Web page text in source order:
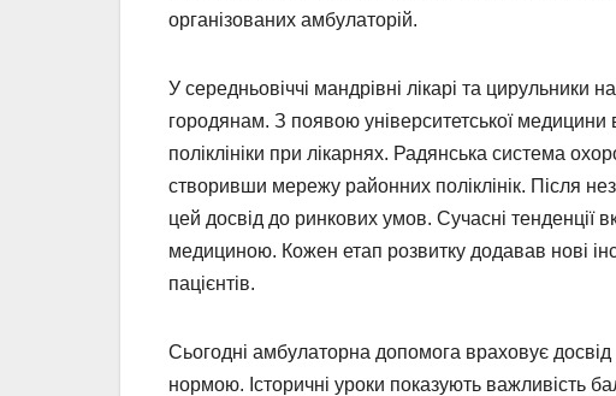
організованих амбулаторій.
У середньовіччі мандрівні лікарі та
городянам. З появою університетської
поліклініки при лікарнях. Радянська система
створивши мережу районних поліклінік. Після
цей досвід до ринкових умов. Сучасні тенденції
медициною. Кожен етап розвитку додавав нові
пацієнтів.
Сьогодні амбулаторна допомога враховує досвід
нормою. Історичні уроки показують важливість